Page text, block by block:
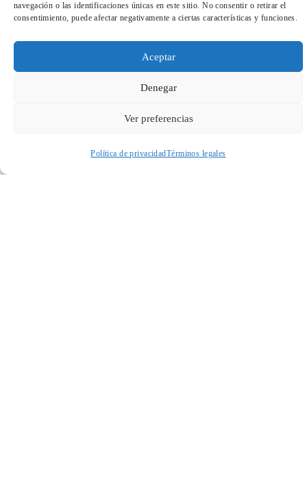
navegación o las identificaciones únicas en este sitio. No consentir o retirar el
consentimiento, puede afectar negativamente a ciertas características y funciones.
Aceptar
Denegar
Ver preferencias
Política de privacidadTérminos legales
Cuando envíes estarás aceptando losusos y condiciones